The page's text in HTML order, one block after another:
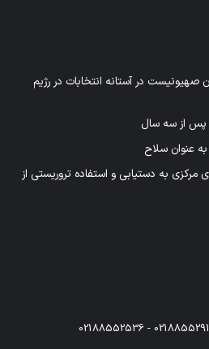
در آستانه انتخابات در رژیم
عنوان سلاح
به دستیابی و استفاده تروریستی از